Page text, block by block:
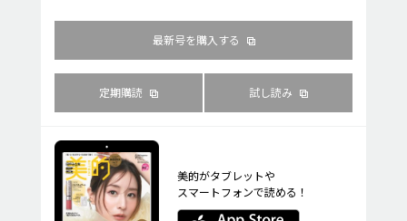
最新号を購入する
定期購読 試し読み
美的がタブレットや
スマートフォンで読める！